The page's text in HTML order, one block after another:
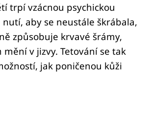
trpí vzácnou psychickou
nutí, aby se neustále škrábala,
způsobuje krvavé šrámy,
mění v jizvy. Tetování se tak
jak poničenou kůži